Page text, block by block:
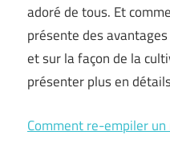
adoré de tous. Et
présente des
et sur la façon de la
présenter plus en
Comment re-empiler